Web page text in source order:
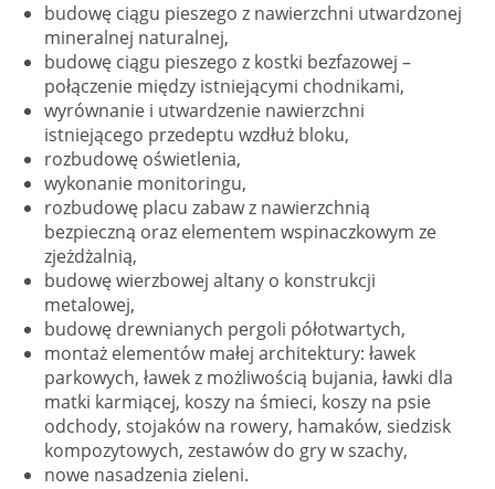
budowę ciągu pieszego z nawierzchni utwardzonej
mineralnej naturalnej,
budowę ciągu pieszego z kostki bezfazowej –
połączenie między istniejącymi chodnikami,
wyrównanie i utwardzenie nawierzchni
istniejącego przedeptu wzdłuż bloku,
rozbudowę oświetlenia,
wykonanie monitoringu,
rozbudowę placu zabaw z nawierzchnią
bezpieczną oraz elementem wspinaczkowym ze
zjeżdżalnią,
budowę wierzbowej altany o konstrukcji
metalowej,
budowę drewnianych pergoli półotwartych,
montaż elementów małej architektury: ławek
parkowych, ławek z możliwością bujania, ławki dla
matki karmiącej, koszy na śmieci, koszy na psie
odchody, stojaków na rowery, hamaków, siedzisk
kompozytowych, zestawów do gry w szachy,
nowe nasadzenia zieleni.